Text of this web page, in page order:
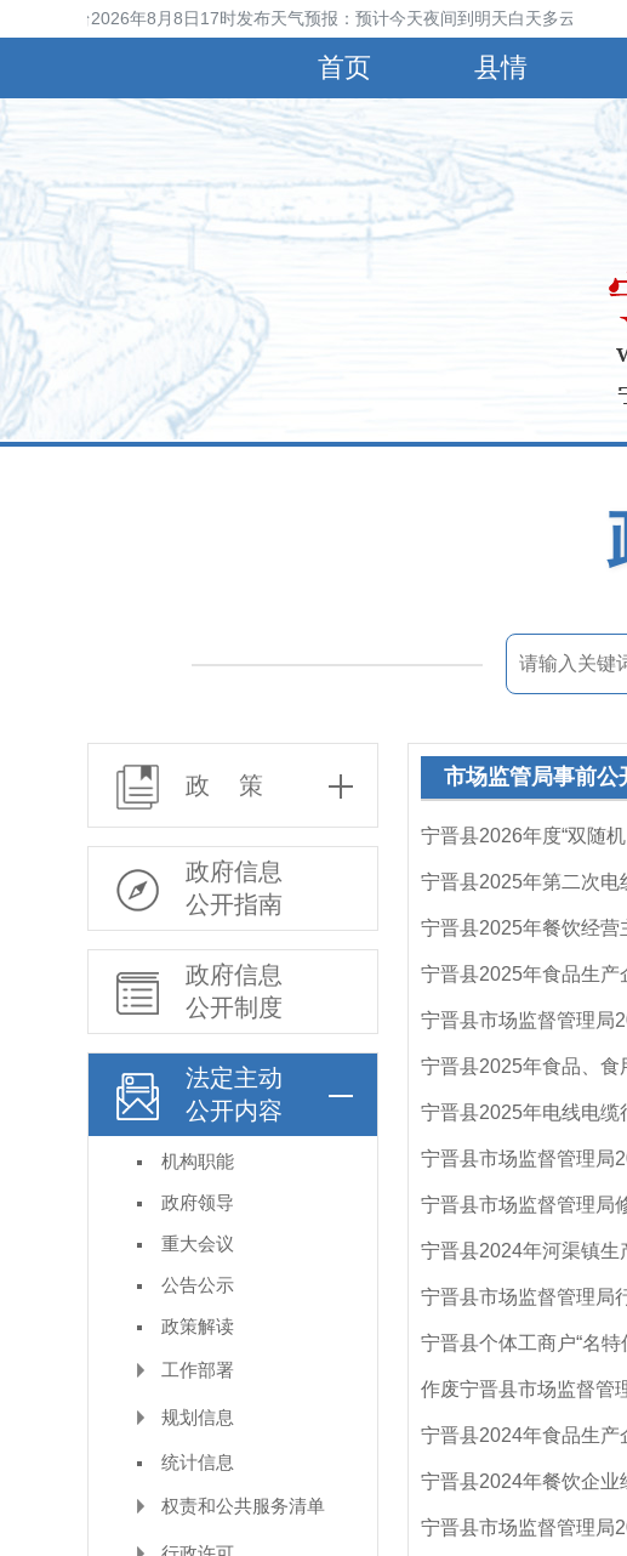
县气象台2026年8月8日17时发布天气预报：预计今天夜间到明天白天多云，
首页 县情
政 策
政府信息
公开指南
政府信息
公开制度
法定主动
公开内容
机构职能
政府领导
重大会议
公告公示
政策解读
工作部署
规划信息
统计信息
权责和公共服务清单
市场监管局事前公
宁晋县2026年度“双随
宁晋县2025年第二次电
宁晋县2025年餐饮经营
宁晋县2025年食品生产
宁晋县市场监督管理局
宁晋县2025年食品、食
宁晋县2025年电线电缆
宁晋县市场监督管理局
宁晋县市场监督管理局
宁晋县2024年河渠镇生
宁晋县市场监督管理局
宁晋县个体工商户“名特
作废宁晋县市场监督管
宁晋县2024年食品生产
宁晋县2024年餐饮企业
宁晋县市场监督管理局